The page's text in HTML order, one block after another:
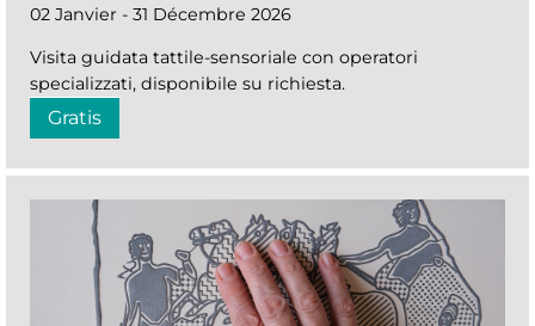
02 Janvier - 31 Décembre 2026
Visita guidata tattile-sensoriale con operatori
specializzati, disponibile su richiesta.
Gratis